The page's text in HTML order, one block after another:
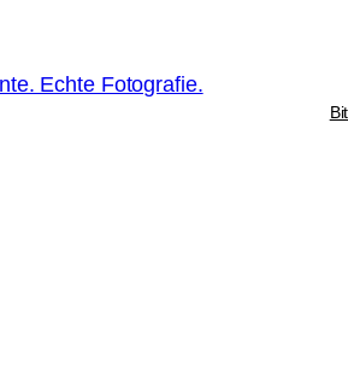
Echte Fotografie.